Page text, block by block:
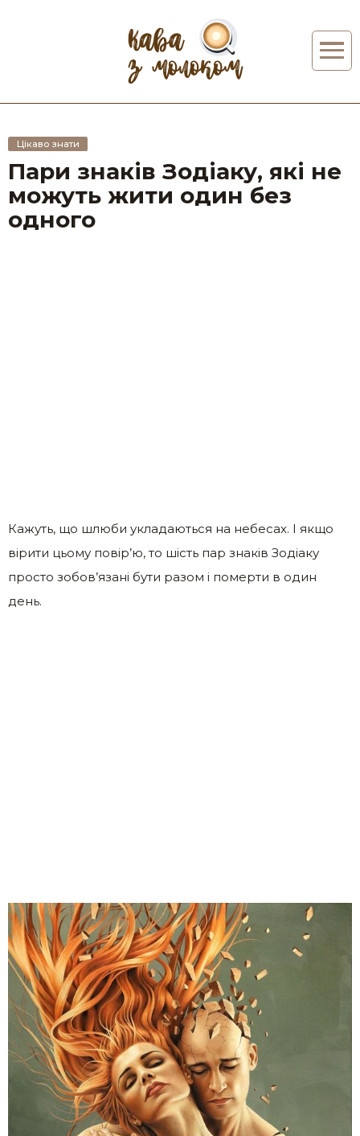
Цікаво знати
Пари знаків Зодіаку, які не
можуть жити один без
одного
Кажуть, що шлюби укладаються на небесах. І якщо
вірити цьому повір’ю, то шість пар знаків Зодіаку
просто зобов’язані бути разом і померти в один
день.